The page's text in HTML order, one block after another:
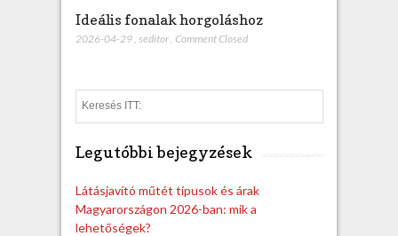
Ideális fonalak horgoláshoz
2026-04-29, seditor, Comment Closed
e
Legutóbbi bejegyzések
Látásjavító műtét típusok és árak
Magyarországon 2026-ban: mik a
lehetőségek?